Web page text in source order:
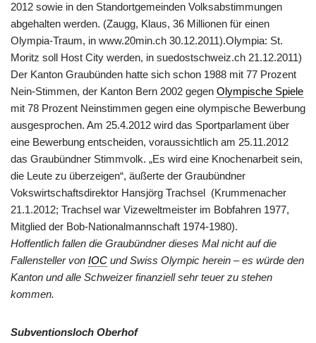
2012 sowie in den Standortgemeinden Volksabstimmungen
abgehalten werden. (Zaugg, Klaus, 36 Millionen für einen
Olympia-Traum, in www.20min.ch 30.12.2011).Olympia: St.
Moritz soll Host City werden, in suedostschweiz.ch 21.12.2011)
Der Kanton Graubünden hatte sich schon 1988 mit 77 Prozent
Nein-Stimmen, der Kanton Bern 2002 gegen Olympische Spiele
mit 78 Prozent Neinstimmen gegen eine olympische Bewerbung
ausgesprochen. Am 25.4.2012 wird das Sportparlament über
eine Bewerbung entscheiden, voraussichtlich am 25.11.2012
das Graubündner Stimmvolk. „Es wird eine Knochenarbeit sein,
die Leute zu überzeigen“, äußerte der Graubündner
Vokswirtschaftsdirektor Hansjörg Trachsel (Krummenacher
21.1.2012; Trachsel war Vizeweltmeister im Bobfahren 1977,
Mitglied der Bob-Nationalmannschaft 1974-1980).
Hoffentlich fallen die Graubündner dieses Mal nicht auf die
Fallensteller von IOC und Swiss Olympic herein – es würde den
Kanton und alle Schweizer finanziell sehr teuer zu stehen
kommen.
Subventionsloch Oberhof